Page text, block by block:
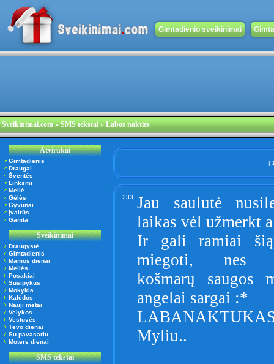
Gimtadienio sveikinimai
Sveikinimai.com» SMS tekstai » Labos nakties
Atvirukai
Gimtadienis
Draugai
Šventės
Linksmi
Meilė
Gėlės
Gyvūnai
Įvairūs
Gamta
Sveikinimai
Draugystė
Gimtadienis
Mamos dienai
Meilės
Posakiai
Susipykus
Mokykla
Kalėdos
Nauji metai
Velykos
Vestuvės
Tėvo dienai
Su pavasariu
Moters dienai
SMS tekstai
|
233. Jau saulutė
laikas vėl užmerkt
Ir gali ramiai
miegoti, nes
košmarų saugos
angelai sargai :*
Myliu..